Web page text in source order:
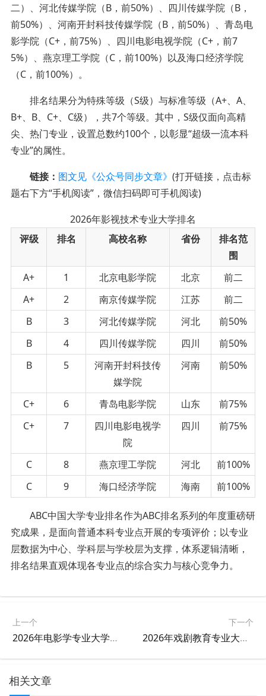
二）、河北传媒学院（B，前50%）、四川传媒学院（B，
前50%）、河南开封科技传媒学院（B，前50%）、青岛电
影学院（C+，前75%）、四川电影电视学院（C+，前7
5%）、燕京理工学院（C，前100%）以及海口经济学院
（C，前100%）。
排名结果分为特殊等级（S级）与标准等级（A+、A、
B+、B、C+、C级），共7个等级。其中，S级仅面向高精
尖、热门专业，设置总数约100个，以彰显“超级一流本科
专业”的属性。
链接： 图文见《公众号同步文章》 (打开链接，点击标
题右下方“手机阅读”，微信扫码即可手机阅读)
2026年影视技术专业大学排名
评级
排名 高校名称 省份
排名范
围
A+
1 北京电影学院 北京
前二
A+
2 南京传媒学院 江苏
前二
B
3 河北传媒学院 河北
前50%
B
4 四川传媒学院 四川
前50%
B
5
河南开封科技传
媒学院
河南 前50%
C+ 6 青岛电影学院 山东
前75%
C+
7
四川电影电视学
院
四川 前75%
C 8 燕京理工学院 河北
前100%
C
9 海口经济学院 海南 前100%
ABC中国大学专业排名作为ABC排名系列的年度重磅研
究成果，是面向普通本科专业点开展的专项评价；以专业
层数据为中心、学科层与学校层为支撑，体系逻辑清晰，
排名结果直观体现各专业点的综合实力与核心竞争力。
上一个
2026年电影学专业大学排名
下一个
2026年戏剧教育专业大学排名
相关文章